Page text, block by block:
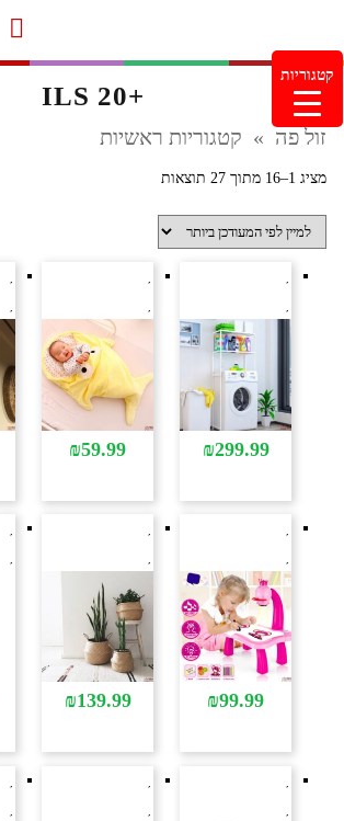
מוצרים חדשים
צור קשר מעקב
מינימום הזמנה 99.99 ש"ח –
+20 ILS
זול פה » קטגוריות ראשיות
מציג 1–16 מתוך 27 תוצאות
₪299.99
₪59.99
₪99.99
₪139.99
קטגוריות